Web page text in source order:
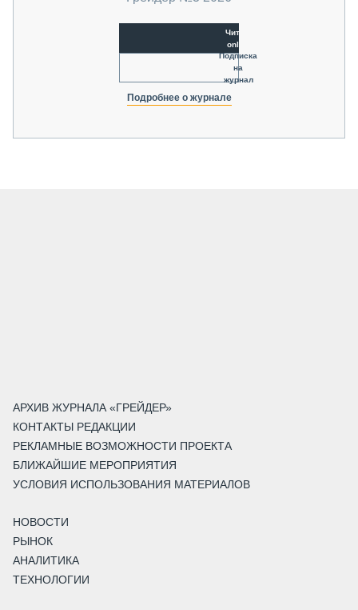
Читать
online
Подписка
на
журнал
Подробнее о журнале
АРХИВ ЖУРНАЛА «ГРЕЙДЕР»
КОНТАКТЫ РЕДАКЦИИ
РЕКЛАМНЫЕ ВОЗМОЖНОСТИ ПРОЕКТА
БЛИЖАЙШИЕ МЕРОПРИЯТИЯ
УСЛОВИЯ ИСПОЛЬЗОВАНИЯ МАТЕРИАЛОВ
НОВОСТИ
РЫНОК
АНАЛИТИКА
ТЕХНОЛОГИИ